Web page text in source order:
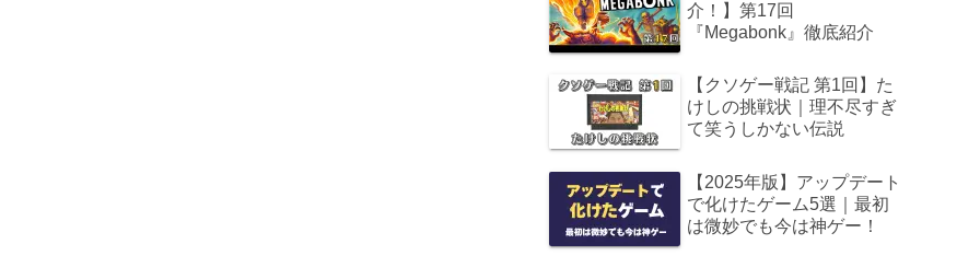
介！】第17回
『Megabonk』徹底紹介
【クソゲー戦記 第1回】た
けしの挑戦状｜理不尽すぎ
て笑うしかない伝説
【2025年版】アップデート
で化けたゲーム5選｜最初
は微妙でも今は神ゲー！